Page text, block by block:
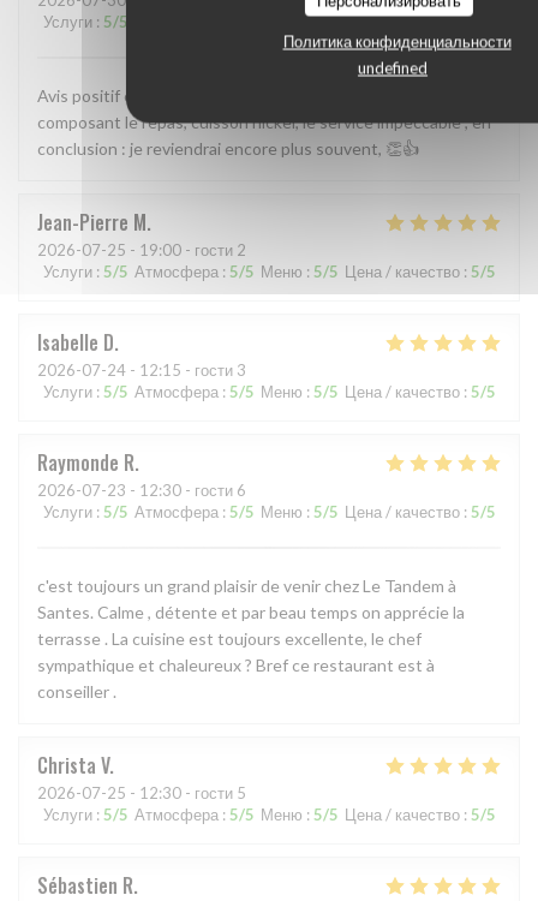
Политика конфиденциальности
undefined
Услуги : 5/5 :5/5 Цена / качество:5
Avis positif en tout point. Accueil, qualité des mets
composant le repas, cuisson nickel, le service impeccable , en
conclusion : je reviendrai encore plus souvent, 👏👍
Jean-Pierre M
2026-07-25 - 19:00 - гости 2
Услуги : 5/5 Атмосфера : 5/5 Меню : 5/5 Цена / качество : 5/5
Isabelle D
2026-07-24 - 12:15 - гости 3
Услуги : 5/5 Атмосфера : 5/5 Меню : 5/5 Цена / качество : 5/5
Raymonde R
2026-07-23 - 12:30 - гости 6
Услуги : 5/5 Атмосфера : 5/5 Меню : 5/5 Цена / качество : 5/5
c'est toujours un grand plaisir de venir chez Le Tandem à
Santes. Calme , détente et par beau temps on apprécie la
terrasse . La cuisine est toujours excellente, le chef
sympathique et chaleureux ? Bref ce restaurant est à
conseiller .
Christa V
2026-07-25 - 12:30 - гости 5
Услуги : 5/5 Атмосфера : 5/5 Меню : 5/5 Цена / качество : 5/5
Sébastien R